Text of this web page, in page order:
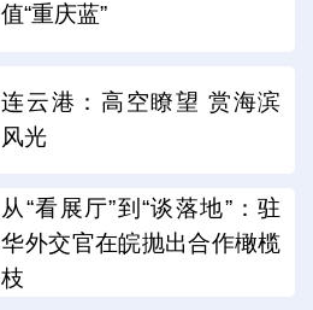
值“重庆蓝”
连云港：高空瞭望 赏海滨
风光
从“看展厅”到“谈落地”：驻
华外交官在皖抛出合作橄榄
枝